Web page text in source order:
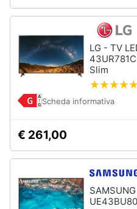
LG - TV
Slim
Scheda informativa
€ 261,00